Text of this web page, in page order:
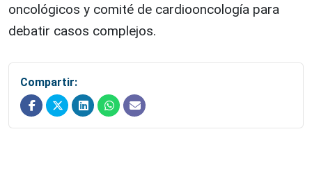
oncológicos y comité de cardiooncología para
debatir casos complejos.
Compartir: